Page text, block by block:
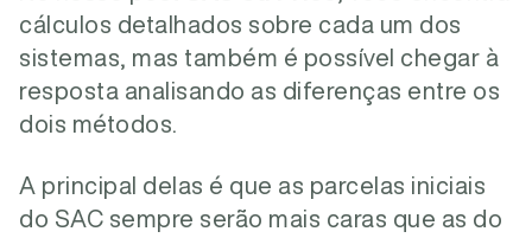
cálculos detalhados sobre cada um dos
sistemas, mas também é possível chegar à
resposta analisando as diferenças entre os
dois métodos.
A principal delas é que as parcelas iniciais
do SAC sempre serão mais caras que as do